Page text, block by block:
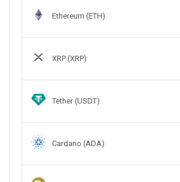
Ethereum (ETH)
XRP (XRP)
Tether (USDT)
Cardano (ADA)